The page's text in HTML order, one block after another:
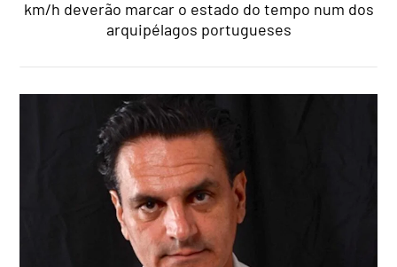
km/h deverão marcar o estado do tempo num dos
arquipélagos portugueses